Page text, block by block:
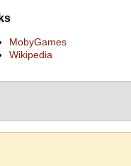
MobyGames
Wikipedia